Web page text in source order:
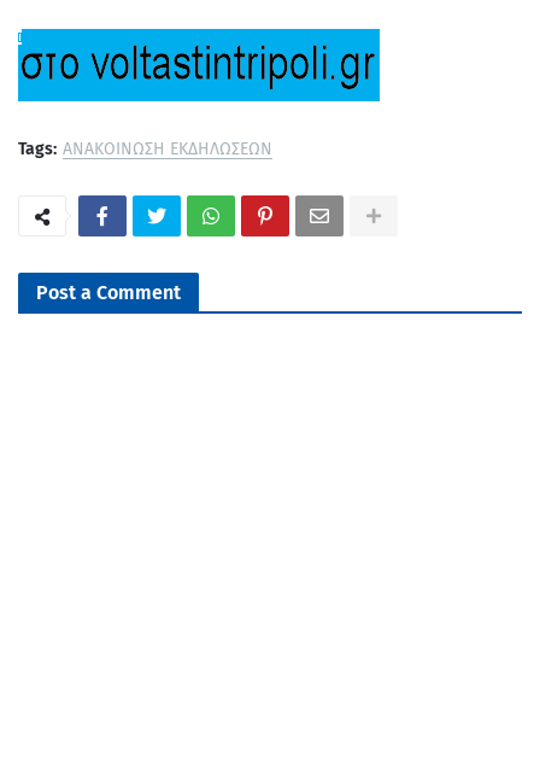
Tags: ΑΝΑΚΟΙΝΩΣΗ ΕΚΔΗΛΩΣΕΩΝ
Post a Comment